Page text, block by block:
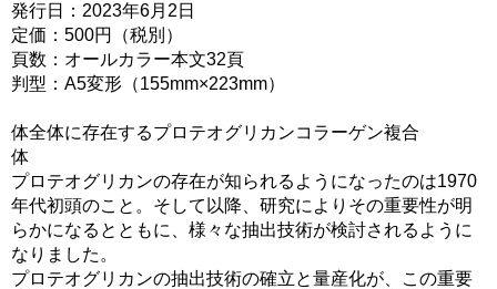
発行日：2023年6月2日
定価：500円（税別）
頁数：オールカラー本文32頁
判型：A5変形（155mm×223mm）
体全体に存在するプロテオグリカンコラーゲン複合
プロテオグリカンの存在が知られるようになったのは1970
年代初頭のこと。そして以降、研究によりその重要性が明
らかになるとともに、様々な抽出技術が検討されるように
なりました。
プロテオグリカンの抽出技術の確立と量産化が、この重要